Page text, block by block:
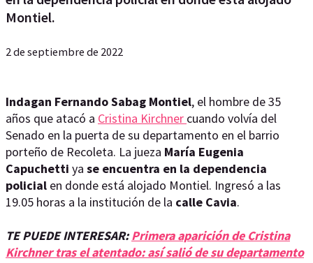
Montiel.
2 de septiembre de 2022
Indagan Fernando Sabag Montiel, el hombre de 35
años que atacó a Cristina Kirchner cuando volvía del
Senado en la puerta de su departamento en el barrio
porteño de Recoleta. La jueza María Eugenia
Capuchetti ya se encuentra en la dependencia
policial en donde está alojado Montiel. Ingresó a las
19.05 horas a la institución de la calle Cavia.
TE PUEDE INTERESAR:Primera aparición de Cristina
Kirchner tras el atentado: así salió de su departamento